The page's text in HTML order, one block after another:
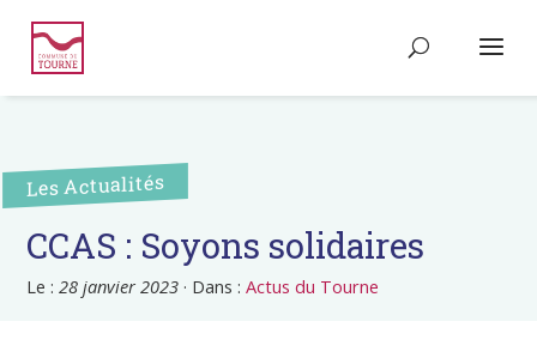
Les Actualités
CCAS : Soyons solidaires
Le :28 janvier 2023 · Dans :Actus du Tourne